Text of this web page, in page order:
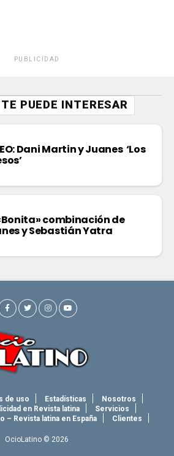
PUBLICIDAD
PUEDE INTERESAR
Dani Martin y Juanes ‘Los
combinación de
y Sebastián Yatra
de uso Estadísticas
Nosotros
en Revista latina
Servicios
– Revista latina en España
Clientes
OcioLatino © 2026